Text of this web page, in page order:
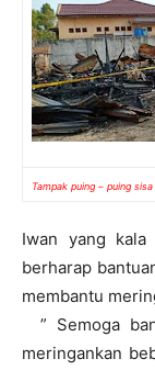
Tampak puing – puing
Iwan yang
berharap
membantu
” Semoga
meringankan